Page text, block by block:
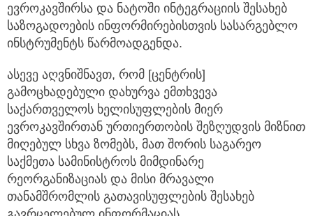
ევროკავშირსა და ნატოში ინტეგრაციის შესახებ
საზოგადოების ინფორმირებისთვის სასარგებლო
ინსტრუმენტს წარმოადგენდა.
ასევე აღვნიშნავთ, რომ [ცენტრის]
გამოცხადებული დახურვა ემთხვევა
საქართველოს ხელისუფლების მიერ
ევროკავშირთან ურთიერთობის შეზღუდვის მიზნით
მიღებულ სხვა ზომებს, მათ შორის საგარეო
საქმეთა სამინისტროს მიმდინარე
რეორგანიზაციას და მისი მრავალი
თანამშრომლის გათავისუფლების შესახებ